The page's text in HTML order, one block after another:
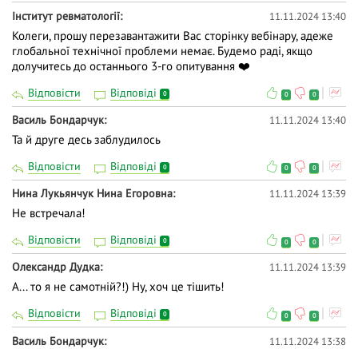
Інститут ревматології 11.11.2024 13:40
Колеги, прошу перезавантажити Вас сторінку вебінару, адеже
глобальної технічної проблеми немає. Будемо раді, якщо
долучитесь до останнього 3-го опитування ❤️
Відповісти Відповіді 0 0 0
Василь Бондарчук 11.11.2024 13:40
Та й друге десь заблудилось
Відповісти Відповіді 0 0 0
Нина Лукьянчук Нина Егоровна 11.11.2024 13:39
Не встречала!
Відповісти Відповіді 0 0 0
Олександр Дудка 11.11.2024 13:39
А... то я не самотній?!) Ну, хоч це тішить!
Відповісти Відповіді 0 0 0
Василь Бондарчук 11.11.2024 13:38